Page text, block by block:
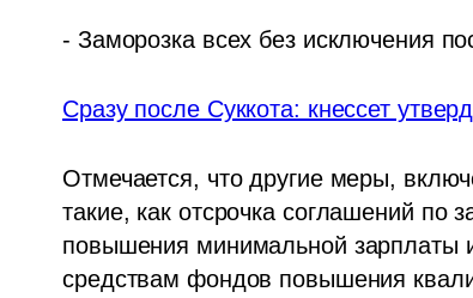
- Заморозка всех без исключения
Сразу после Суккота: кнессет
Отмечается, что другие меры,
такие, как отсрочка соглашений по
повышения минимальной зарплаты
средствам фондов повышения